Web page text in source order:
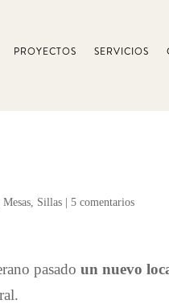
PROYECTOS SERVICIOS
,Mesas Sillas |5 comentarios
pasadoun nuevo